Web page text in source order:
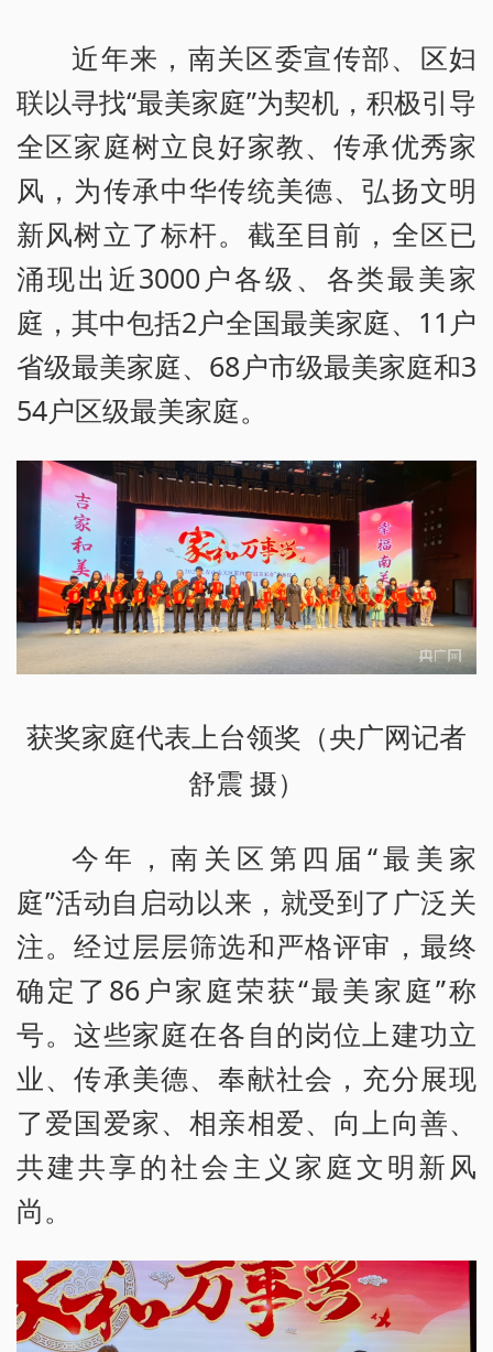
近年来，南关区委宣传部、区妇
联以寻找“最美家庭”为契机，积极引导
全区家庭树立良好家教、传承优秀家
风，为传承中华传统美德、弘扬文明
新风树立了标杆。截至目前，全区已
涌现出近3000户各级、各类最美家
庭，其中包括2户全国最美家庭、11户
省级最美家庭、68户市级最美家庭和3
54户区级最美家庭。
获奖家庭代表上台领奖（央广网记者
舒震 摄）
今年，南关区第四届“最美家
庭”活动自启动以来，就受到了广泛关
注。经过层层筛选和严格评审，最终
确定了86户家庭荣获“最美家庭”称
号。这些家庭在各自的岗位上建功立
业、传承美德、奉献社会，充分展现
了爱国爱家、相亲相爱、向上向善、
共建共享的社会主义家庭文明新风
尚。